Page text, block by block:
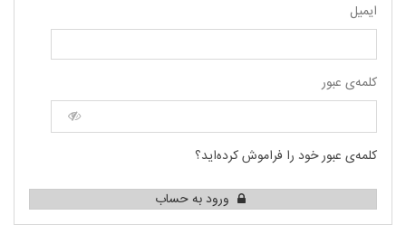
ایمیل
کلمه‌ی عبور
کلمه‌ی عبور خود را فراموش کرده‌اید؟